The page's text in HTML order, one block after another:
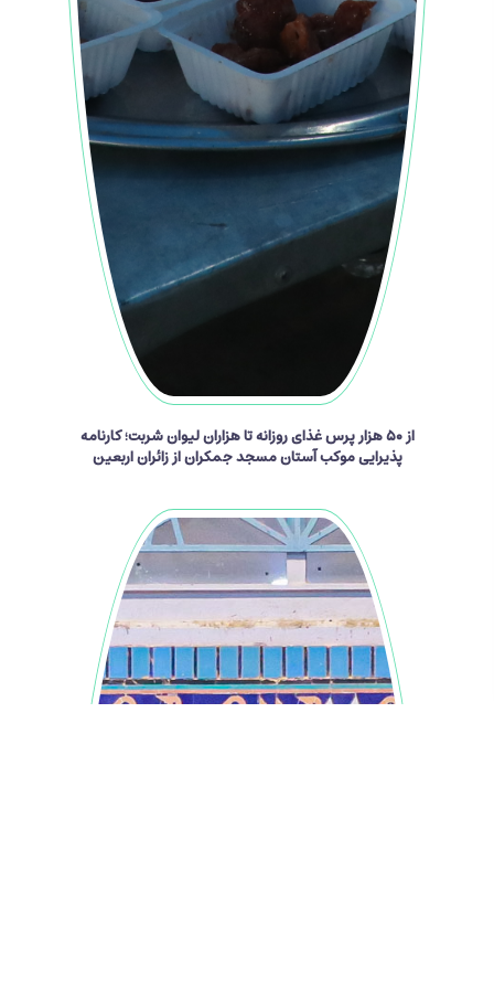
از ۵۰ هزار پرس غذای روزانه تا هزاران لیوان شربت؛ کارنامه
پذیرایی موکب آستان مسجد جمکران از زائران اربعین